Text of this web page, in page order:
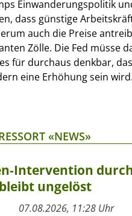
Einwanderungspolitik
dass günstige
auch die Preise
Zölle. Die Fed müsse
für durchaus denkbar,
eine Erhöhung sein wird.
«NEWS»
Intervention
ungelöst
07.08.2026, 11:28 Uhr